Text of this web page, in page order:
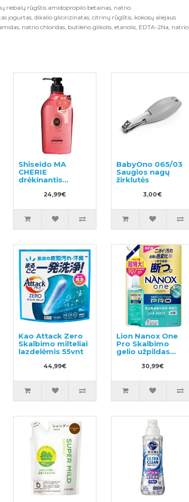
riebalų rūgštis amidopropilo betainas, natrio
jogurtas, dikalio glicirizinatas, citrinų rūgštis, kokosų aliejaus
natrio chloridas, butileno glikolis, etanolis, EDTA-2Na, natrio
Shiseido MA
CHERIE
drėkinantis
plaukų šampūnas
su gėlių-vaisių
24,99€
BabyOno 065/03
Saugios nagų
žirklutės
3,00€
Kao Attack Zero
Skalbimo milteliai
lazdelėmis 55vnt
44,99€
Lion Nanox One
Pro Skalbimo
gelio užpildas
30,99€